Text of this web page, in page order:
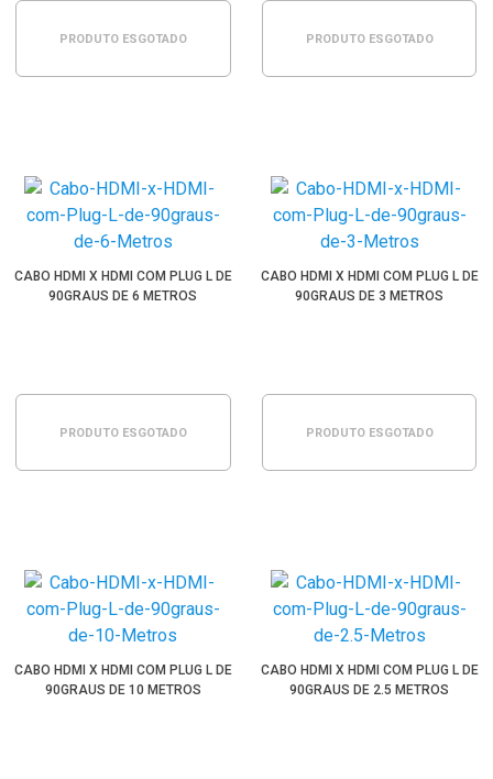
PRODUTO ESGOTADO PRODUTO ESGOTADO
CABO HDMI X HDMI COM PLUG L DE
90GRAUS DE 6 METROS
PRODUTO ESGOTADO
CABO HDMI X HDMI COM PLUG L DE
90GRAUS DE 3 METROS
PRODUTO ESGOTADO
CABO HDMI X HDMI COM PLUG L DE
90GRAUS DE 10 METROS
CABO HDMI X HDMI COM PLUG L DE
90GRAUS DE 2.5 METROS